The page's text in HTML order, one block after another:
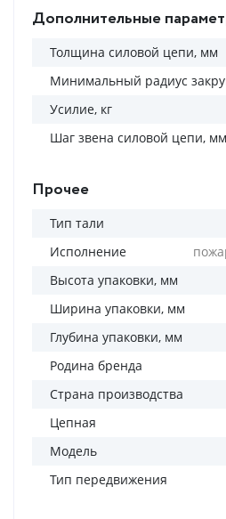
Дополнительные
Толщина силовой цепи, мм
Минимальный радиус
Усилие, кг
Шаг звена силовой цепи, мм
Прочее
Тип тали
Исполнение
Высота упаковки, мм
Ширина упаковки, мм
Глубина упаковки, мм
Родина бренда
Страна производства
Цепная
Модель
Тип передвижения